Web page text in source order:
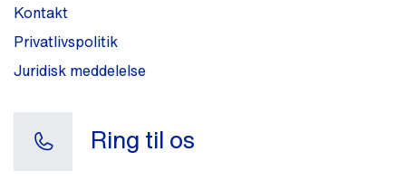
Kontakt
Privatlivspolitik
Juridisk meddelelse
Ring til os